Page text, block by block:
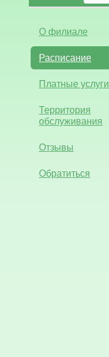
О филиале
Расписание
Платные услуги
Территория
обслуживания
Отзывы
Обратиться